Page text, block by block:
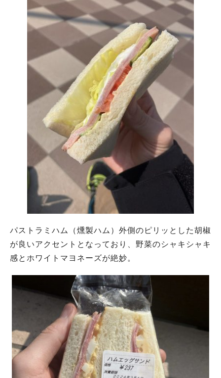
パストラミハム（燻製ハム）外側のピリッとした胡椒
が良いアクセントとなっており、野菜のシャキシャキ
感とホワイトマヨネーズが絶妙。